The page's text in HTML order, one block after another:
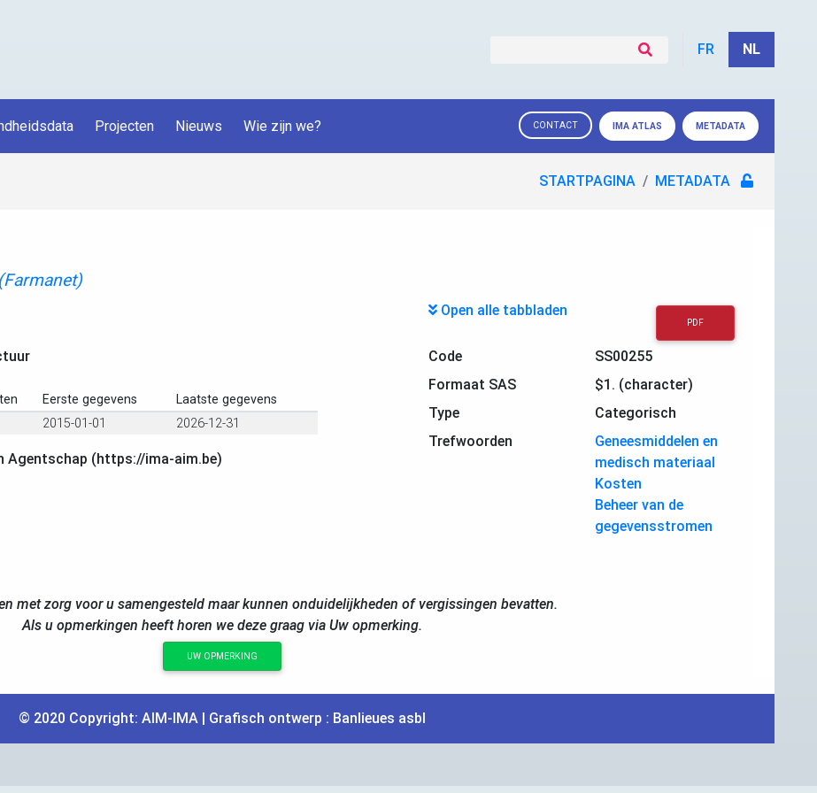
FR NL
Projecten Nieuws Wie zijn we? CONTACT IMA ATLAS METADATA
STARTPAGINA METADATA
(Farmanet)
Open alle tabbladen
PDF
Eerste gegevens
Laatste gegevens
2015-01-01 2026-12-31
Agentschap (https://ima-aim.be)
Code
SS00255
Formaat SAS
$1. (character)
Type
Categorisch
Trefwoorden
Geneesmiddelen en
medisch materiaal
Kosten
Beheer van de
gegevensstromen
met zorg voor u samengesteld maar kunnen onduidelijkheden of vergissingen bevatten.
Als u opmerkingen heeft horen we deze graag via Uw opmerking.
UW OPMERKING
© 2020 Copyright: AIM-IMA | Grafisch ontwerp : Banlieues asbl